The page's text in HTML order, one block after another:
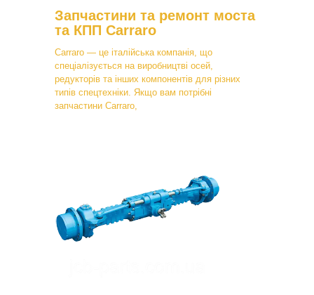
Запчастини та ремонт моста
та КПП Carraro
Carraro — це італійська компанія, що
спеціалізується на виробництві осей,
редукторів та інших компонентів для різних
типів спецтехніки. Якщо вам потрібні
запчастини Carraro,